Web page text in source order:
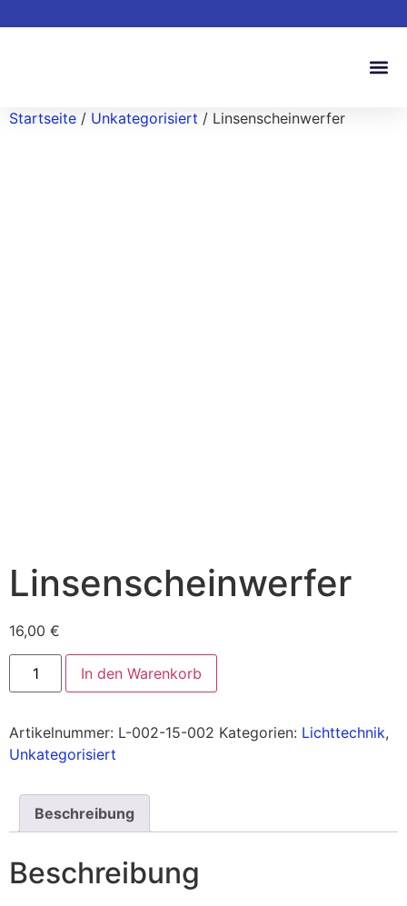
Startseite / Unkategorisiert / Linsenscheinwerfer
Linsenscheinwerfer
16,00 €
In den Warenkorb
Artikelnummer: L-002-15-002 Kategorien: Lichttechnik,
Unkategorisiert
Beschreibung
Beschreibung